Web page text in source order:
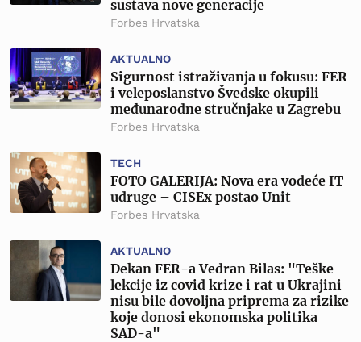
sustava nove generacije
Forbes Hrvatska
AKTUALNO
Sigurnost istraživanja u fokusu: FER
i veleposlanstvo Švedske okupili
međunarodne stručnjake u Zagrebu
Forbes Hrvatska
TECH
FOTO GALERIJA: Nova era vodeće IT
udruge – CISEx postao Unit
Forbes Hrvatska
AKTUALNO
Dekan FER-a Vedran Bilas: "Teške
lekcije iz covid krize i rat u Ukrajini
nisu bile dovoljna priprema za rizike
koje donosi ekonomska politika
SAD-a"